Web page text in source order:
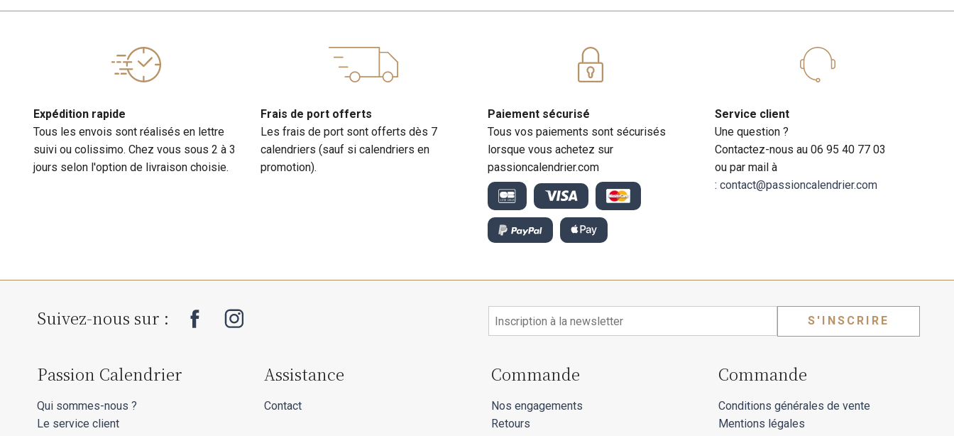
Expédition rapide
Tous les envois sont réalisés en lettre
suivi ou colissimo. Chez vous sous 2 à 3
jours selon l'option de livraison choisie.
Frais de port offerts
Les frais de port sont offerts dès 7
calendriers (sauf si calendriers en
promotion).
Paiement sécurisé
Tous vos paiements sont sécurisés
lorsque vous achetez sur
passioncalendrier.com
Service client
Une question ?
Contactez-nous au 06 95 40 77 03
ou par mail à
: contact@passioncalendrier.com
Suivez-nous sur : S'INSCRIRE
Passion Calendrier
Qui sommes-nous ?
Le service client
Assistance
Contact
Commande
Nos engagements
Retours
Commande
Conditions générales de vente
Mentions légales